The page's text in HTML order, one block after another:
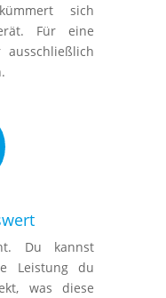
sich
Für eine
Du kannst
Leistung du
was diese